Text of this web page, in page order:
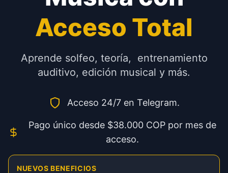
Acceso Total
Aprende solfeo, teoría, entrenamiento
auditivo, edición musical y más.
Acceso 24/7 en Telegram.
Pago único desde $38.000 COP por mes de
acceso.
NUEVOS BENEFICIOS